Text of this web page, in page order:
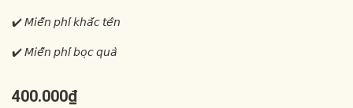
✔️ 𝘔𝘪𝘦̂̃𝘯 𝘱𝘩𝘪́ 𝘬𝘩𝘢̆́𝘤 𝘵𝘦̂𝘯
✔️ 𝘔𝘪𝘦̂̃𝘯 𝘱𝘩𝘪́ 𝘣𝘰̣𝘤 𝘲𝘶𝘢̀
400.000₫